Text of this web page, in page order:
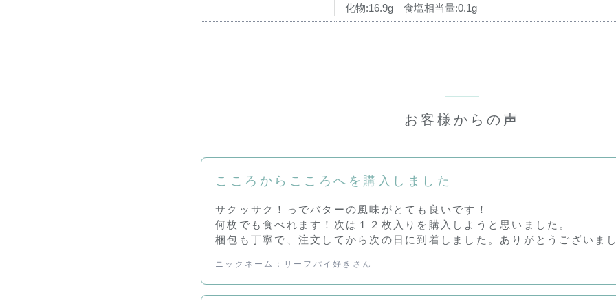
化物:16.9g 食塩相当量:0.1g
お客様からの声
こころからこころへを購入しました
サクッサク！っでバターの風味がとても良いです！
何枚でも食べれます！次は１２枚入りを購入しようと思いました。
梱包も丁寧で、注文してから次の日に到着しました。ありがとうございま
ニックネーム：リーフパイ好きさん